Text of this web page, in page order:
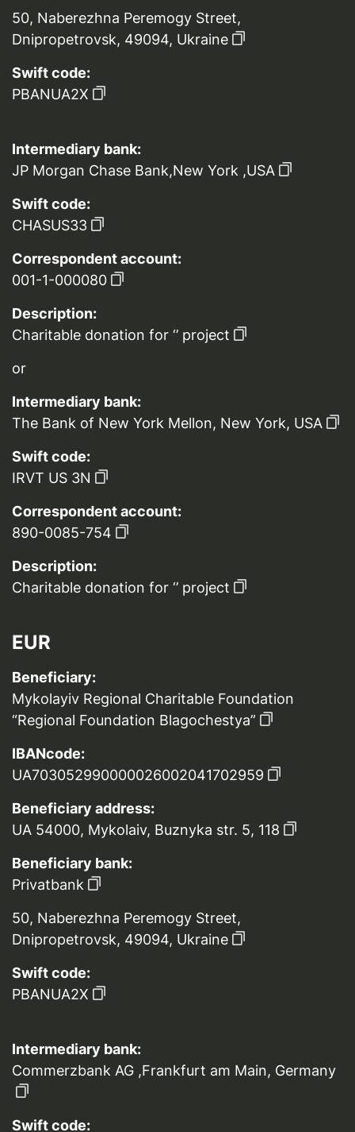
50, Naberezhna Peremogy Street,
Dnipropetrovsk, 49094, Ukraine
Swift code:
PBANUA2X
Intermediary bank:
JP Morgan Chase Bank,New York ,USA
Swift code:
CHASUS33
Correspondent account:
001-1-000080
Description:
Charitable donation for ‘’ project
or
Intermediary bank:
The Bank of New York Mellon, New York, USA
Swift code:
IRVT US 3N
Correspondent account:
890-0085-754
Description:
Charitable donation for ‘’ project
EUR
Beneficiary:
Mykolayiv Regional Charitable Foundation
“Regional Foundation Blagochestya”
IBANcode:
UA703052990000026002041702959
Beneficiary address:
UA 54000, Mykolaiv, Buznyka str. 5, 118
Beneficiary bank:
Privatbank
50, Naberezhna Peremogy Street,
Dnipropetrovsk, 49094, Ukraine
Swift code:
PBANUA2X
Intermediary bank:
Commerzbank AG ,Frankfurt am Main, Germany
Swift code: